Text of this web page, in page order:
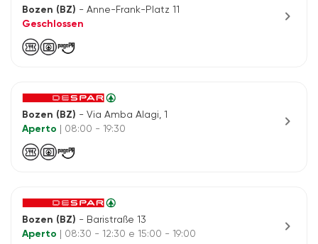
Bozen (BZ) - Anne-Frank-Platz 11
Geschlossen
chevron_right
Bozen (BZ) - Via Amba Alagi, 1
Aperto
| 08:00 - 19:30 chevron_right
Bozen (BZ) - Baristraße 13
Aperto
| 08:30 - 12:30 e 15:00 - 19:00 chevron_right